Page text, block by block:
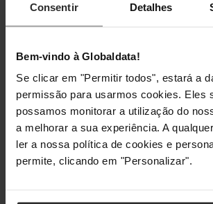
Consentir Detalhes
Bem-vindo à Globaldata!
Se clicar em "Permitir todos", estará a
permissão para usarmos cookies. Eles
possamos monitorar a utilização do
a melhorar a sua experiência. A
ler a nossa política de cookies e
permite, clicando em "Personalizar".
Peso da embalagem
Classificações